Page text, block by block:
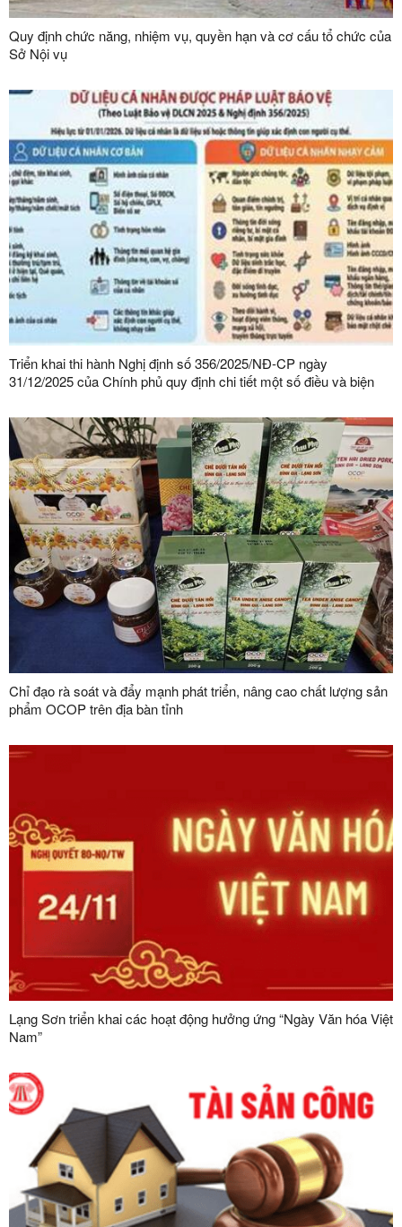
Quy định chức năng, nhiệm vụ, quyền hạn và cơ cấu tổ chức của
Sở Nội vụ
Triển khai thi hành Nghị định số 356/2025/NĐ-CP ngày
31/12/2025 của Chính phủ quy định chi tiết một số điều và biện
Sơn
Chỉ đạo rà soát và đẩy mạnh phát triển, nâng cao chất lượng sản
phẩm OCOP trên địa bàn tỉnh
Lạng Sơn triển khai các hoạt động hưởng ứng “Ngày Văn hóa Việt
Nam”